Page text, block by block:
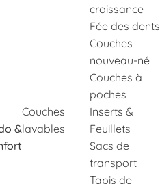
&
croissance
Fée des dents
Couches
lavables
Couches
nouveau-né
Couches à
poches
Inserts &
Feuillets
Sacs de
transport
Tapis de